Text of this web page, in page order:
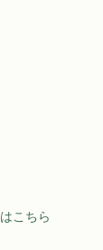
こちら